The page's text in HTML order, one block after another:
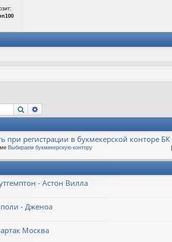
Поиск
при регистрации в букмекерской конторе
Выбираем букмекерскую контору
- Астон Вилла
- Дженоа
Москва